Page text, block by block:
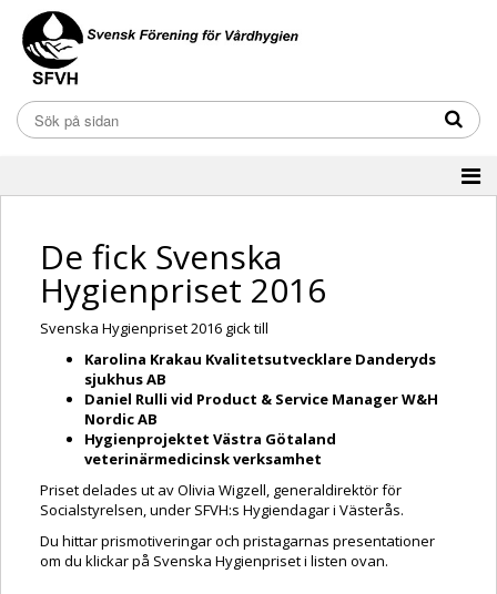
De fick Svenska
Hygienpriset 2016
Svenska Hygienpriset 2016 gick till
Karolina Krakau Kvalitetsutvecklare Danderyds
sjukhus AB
Daniel Rulli vid Product & Service Manager W&H
Nordic AB
Hygienprojektet Västra Götaland
veterinärmedicinsk verksamhet
Priset delades ut av Olivia Wigzell, generaldirektör för
Socialstyrelsen, under SFVH:s Hygiendagar i Västerås.
Du hittar prismotiveringar och pristagarnas presentationer
om du klickar på Svenska Hygienpriset i listen ovan.